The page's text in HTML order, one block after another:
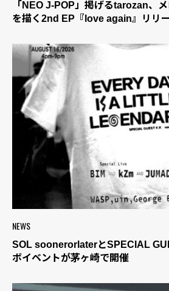
「NEO J-POP」掲げるtarozan、
を描く2nd EP『love again』リリ
NEWS
SOL soonerorlaterとSPECIAL
ボイベントが茅ヶ崎で開催